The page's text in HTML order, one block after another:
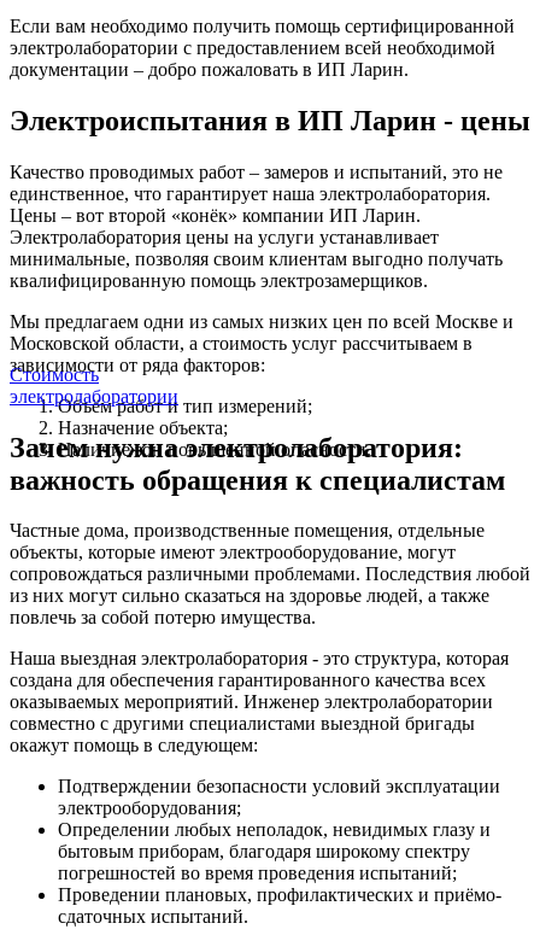
Если вам необходимо получить помощь сертифицированной
электролаборатории с предоставлением всей необходимой
документации – добро пожаловать в ИП Ларин.
Электроиспытания в ИП Ларин - цены
Качество проводимых работ – замеров и испытаний, это не
единственное, что гарантирует наша электролаборатория.
Цены – вот второй «конёк» компании ИП Ларин.
Электролаборатория цены на услуги устанавливает
минимальные, позволяя своим клиентам выгодно получать
квалифицированную помощь электрозамерщиков.
Мы предлагаем одни из самых низких цен по всей Москве и
Московской области, а стоимость услуг рассчитываем в
зависимости от ряда факторов:
Объём работ и тип измерений;
Назначение объекта;
Наличие зон повышенной опасности.
Стоимость
электролаборатории
Зачем нужна электролаборатория:
важность обращения к специалистам
Частные дома, производственные помещения, отдельные
объекты, которые имеют электрооборудование, могут
сопровождаться различными проблемами. Последствия любой
из них могут сильно сказаться на здоровье людей, а также
повлечь за собой потерю имущества.
Наша выездная электролаборатория - это структура, которая
создана для обеспечения гарантированного качества всех
оказываемых мероприятий. Инженер электролаборатории
совместно с другими специалистами выездной бригады
окажут помощь в следующем:
Подтверждении безопасности условий эксплуатации
электрооборудования;
Определении любых неполадок, невидимых глазу и
бытовым приборам, благодаря широкому спектру
погрешностей во время проведения испытаний;
Проведении плановых, профилактических и приёмо-
сдаточных испытаний.